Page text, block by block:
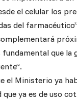
el celular los
del
fundamental que
el Ministerio ya
que ya es de uso